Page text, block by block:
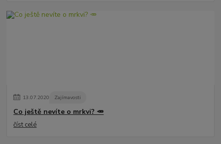
13.07.2020 Zajímavosti
Co ještě nevíte o mrkvi? 🥕
číst celé